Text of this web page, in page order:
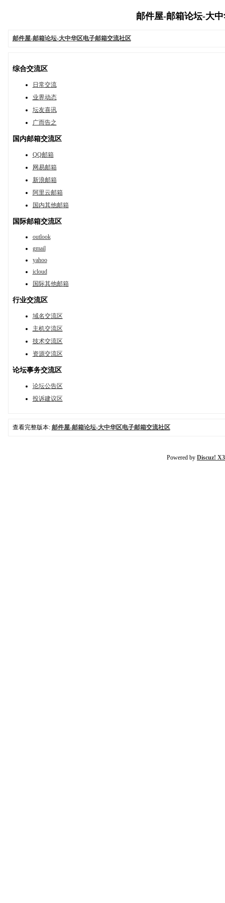
邮件屋-邮箱论坛-大
邮件屋-邮箱论坛-大中华区电子邮箱交流社区
综合交流区
日常交流
业界动态
坛友喜讯
广而告之
国内邮箱交流区
QQ邮箱
网易邮箱
新浪邮箱
阿里云邮箱
国内其他邮箱
国际邮箱交流区
outlook
gmail
yahoo
icloud
国际其他邮箱
行业交流区
域名交流区
主机交流区
技术交流区
资源交流区
论坛事务交流区
论坛公告区
投诉建议区
查看完整版本: 邮件屋-邮箱论坛-大中华区电子邮箱交流社区
Powered by Discuz!